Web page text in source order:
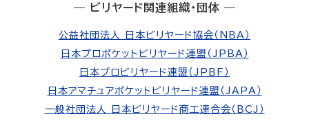
― ビリヤード関連組織・団体 ―
公益社団法人 日本ビリヤード協会（NBA）
日本プロポケットビリヤード連盟（JPBA）
日本プロビリヤード連盟（JPBF）
日本アマチュアポケットビリヤード連盟（JAPA）
一般社団法人 日本ビリヤード商工連合会（BCJ）